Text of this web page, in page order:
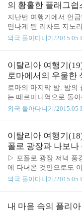
듯한 음식이라곤 커피
(응?)​​ 내가 가고 싶었던
가 있다. 사진엔 없지만
올리브유, 소금 등이 전
까 이탈리아 접시(*2년
타랄리니를 먹어봤더
보이는데, 입에 넣어보
의 황홀한 플래그쉽
지난번 여행기에서 언
만나게 된 리차드 지노
rd Ginori의 이탈리아어
아했으므로 "이탈리아
트"에 리차드 지노리 찻
착하자마자 맞닥뜨린
정으로 인해 까맣게 잊
에 도착한지 삼십여분
맞닥뜨리니, 얼마나 반
쇼룸을 보라! 임대료가
심지에서 이렇게 넓은
외국 돌아다니기/2015.05
이탈리아 여행기
로마에서의 우울한
산타 마리아 노벨
이스크림
로마의 마지막 밤. 밤의
는 떼르미니역으로 돌
시간도 늦고 몸도 너무
고 싶은 건 많다보니 시
이동 중 기차에서 또는
떼우고저녁은 너무 지
먹기 일수였던 것인데
는 게 단 한개도 없었다
끼에테 파스타도 완전
(Riso freddo mare)이
어간 음식이 이렇게 맛
외국 돌아다니기/2015.05
이탈리아 여행기
폴로 광장과 나보나
▷ 포폴로 광장 저녁 풍
에 다녀온 것만으로도
페인 광장 주변을 한바
한 식당에서 저녁을 먹
외국 돌아다니기/2015.05
내 마음 속의 풀리아